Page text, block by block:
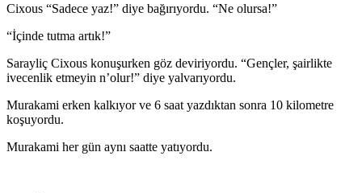
Cixous “Sadece yaz!” diye bağırıyordu. “Ne olursa!”
“İçinde tutma artık!”
Sarayliç Cixous konuşurken göz deviriyordu. “Gençler, şairlikte
ivecenlik etmeyin n’olur!” diye yalvarıyordu.
Murakami erken kalkıyor ve 6 saat yazdıktan sonra 10 kilometre
koşuyordu.
Murakami her gün aynı saatte yatıyordu.